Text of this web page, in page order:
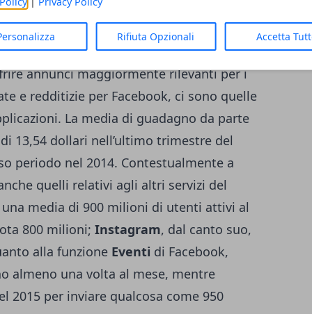
Rifiuta Opzionali Accetta
2014. A far aumentare i ricavi,
da Mark Zuckerberg e dal suo staff
un avvio a singhiozzo è riuscito a
annunci maggiormente rilevanti per i
e redditizie per Facebook, ci sono quelle
La media di guadagno da parte
13,54 dollari nell’ultimo trimestre del
periodo nel 2014. Contestualmente a
quelli relativi agli altri servizi del
media di 900 milioni di utenti attivi al
800 milioni; Instagram, dal canto suo,
alla funzione Eventi di Facebook,
almeno una volta al mese, mentre
2015 per inviare qualcosa come 950